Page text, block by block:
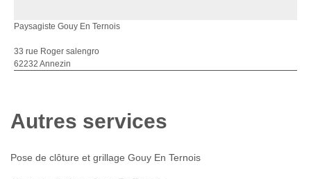
Paysagiste Gouy En Ternois
33 rue Roger salengro
62232 Annezin
Autres services
Pose de clôture et grillage Gouy En Ternois